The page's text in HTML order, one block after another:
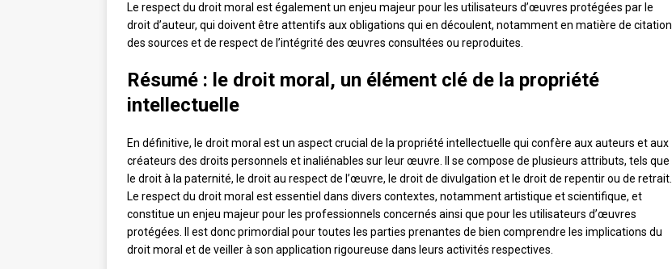
Le respect du droit moral est également un enjeu majeur pour les utilisateurs d’œuvres protégées par le
droit d’auteur, qui doivent être attentifs aux obligations qui en découlent, notamment en matière de citation
des sources et de respect de l’intégrité des œuvres consultées ou reproduites.
Résumé : le droit moral, un élément clé de la propriété
intellectuelle
En définitive, le droit moral est un aspect crucial de la propriété intellectuelle qui confère aux auteurs et aux
créateurs des droits personnels et inaliénables sur leur œuvre. Il se compose de plusieurs attributs, tels que
le droit à la paternité, le droit au respect de l’œuvre, le droit de divulgation et le droit de repentir ou de retrait.
Le respect du droit moral est essentiel dans divers contextes, notamment artistique et scientifique, et
constitue un enjeu majeur pour les professionnels concernés ainsi que pour les utilisateurs d’œuvres
protégées. Il est donc primordial pour toutes les parties prenantes de bien comprendre les implications du
droit moral et de veiller à son application rigoureuse dans leurs activités respectives.